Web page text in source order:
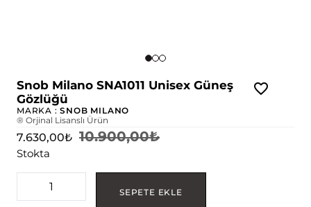
Snob Milano SNA1011 Unisex Güneş
Gözlüğü
MARKA :SNOB MILANO
® Orjinal Lisanslı Ürün
10.900,00₺
7.630,00₺
Stokta
SEPETE EKLE